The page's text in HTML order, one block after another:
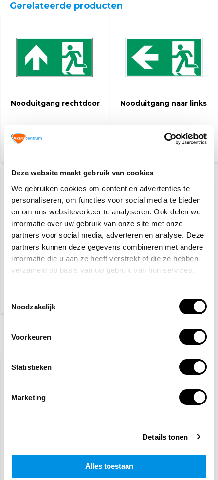
Deze website maakt gebruik van cookies
We gebruiken cookies om content en advertenties te
personaliseren, om functies voor social media te bieden
en om ons websiteverkeer te analyseren. Ook delen we
informatie over uw gebruik van onze site met onze
partners voor social media, adverteren en analyse. Deze
partners kunnen deze gegevens combineren met andere
informatie die u aan ze heeft verstrekt of die ze hebben
verzameld op basis van uw gebruik van hun services.
Noodzakelijk
Voorkeuren
Statistieken
Marketing
Details tonen
Alles toestaan
Gerelateerde producten
Nooduitgang rechtdoor
4,10
Nooduitgang naar links
Nooduitgang naar
rechts
Recent bekeken
stoffen sticker